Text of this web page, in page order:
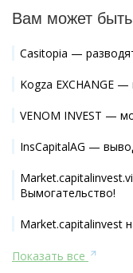
Вам может
Casitopia —
Kogza EXCHANGE
VENOM INVEST —
InsCapitalAG —
Вымогательство!
Market.capitalinvest
Показать все